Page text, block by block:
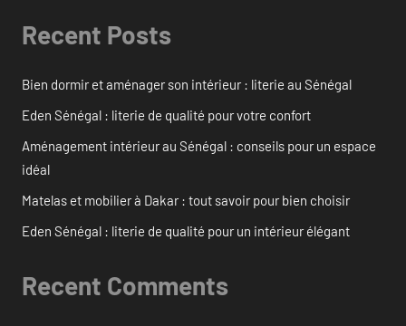
Recent Posts
Bien dormir et aménager son intérieur : literie au Sénégal
Eden Sénégal : literie de qualité pour votre confort
Aménagement intérieur au Sénégal : conseils pour un espace
idéal
Matelas et mobilier à Dakar : tout savoir pour bien choisir
Eden Sénégal : literie de qualité pour un intérieur élégant
Recent Comments